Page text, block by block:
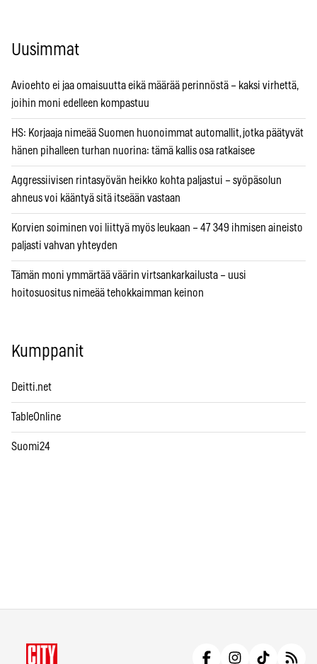
Uusimmat
Avioehto ei jaa omaisuutta eikä määrää perinnöstä – kaksi virhettä,
joihin moni edelleen kompastuu
HS: Korjaaja nimeää Suomen huonoimmat automallit, jotka päätyvät
hänen pihalleen turhan nuorina: tämä kallis osa ratkaisee
Aggressiivisen rintasyövän heikko kohta paljastui – syöpäsolun
ahneus voi kääntyä sitä itseään vastaan
Korvien soiminen voi liittyä myös leukaan – 47 349 ihmisen aineisto
paljasti vahvan yhteyden
Tämän moni ymmärtää väärin virtsankarkailusta – uusi
hoitosuositus nimeää tehokkaimman keinon
Kumppanit
Deitti.net
TableOnline
Suomi24